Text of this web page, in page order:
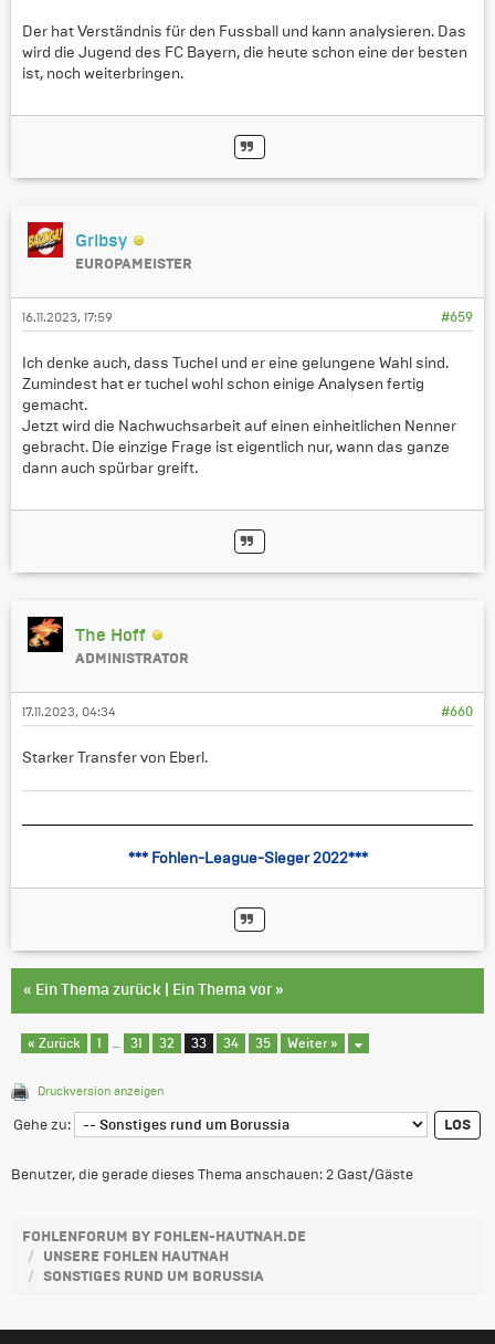
Der hat Verständnis für den Fussball und kann analysieren. Das
wird die Jugend des FC Bayern, die heute schon eine der besten
ist, noch weiterbringen.
Gribsy
EUROPAMEISTER
#659
16.11.2023, 17:59
Ich denke auch, dass Tuchel und er eine gelungene Wahl sind.
Zumindest hat er tuchel wohl schon einige Analysen fertig
gemacht.
Jetzt wird die Nachwuchsarbeit auf einen einheitlichen Nenner
gebracht. Die einzige Frage ist eigentlich nur, wann das ganze
dann auch spürbar greift.
The Hoff
ADMINISTRATOR
#660
17.11.2023, 04:34
Starker Transfer von Eberl.
*** Fohlen-League-Sieger 2022***
« Ein Thema zurück Ein Thema vor »
« Zurück 1 31 32 33 34 35 Weiter »
Druckversion anzeigen
Gehe zu:
Benutzer, die gerade dieses Thema anschauen: 2 Gast/Gäste
FOHLENFORUM BY FOHLEN-HAUTNAH.DE
UNSERE FOHLEN HAUTNAH
SONSTIGES RUND UM BORUSSIA